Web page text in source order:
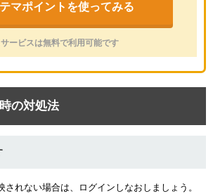
マポイントを使ってみる
ービスは無料で利用可能です
の対処法
れない場合は、ログインしなおしましょう。